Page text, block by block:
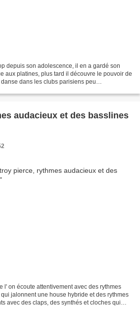
depuis son adolescence, il en a gardé son
aux platines, plus tard il découvre le pouvoir de
dans les clubs parisiens peu
audacieux et des basslines
l' on écoute attentivement avec des rythmes
jalonnent une house hybride et des rythmes
avec des claps, des synthés et cloches qui